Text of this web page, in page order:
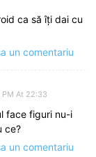
ca să îți dai cu
un comentariu
PM At 22:33
face figuri nu-i
ce?
un comentariu